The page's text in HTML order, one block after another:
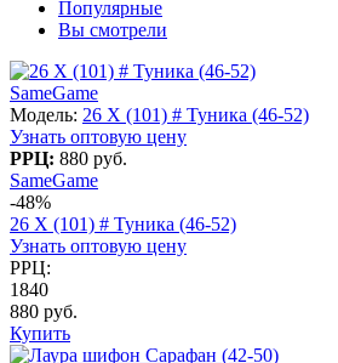
Популярные
Вы смотрели
SameGame
Модель: 26 X (101) # Туника (46-52)
Узнать оптовую цену
РРЦ: 880 руб.
SameGame
-48%
26 X (101) # Туника (46-52)
Узнать оптовую цену
РРЦ:
1840
880 руб.
Купить